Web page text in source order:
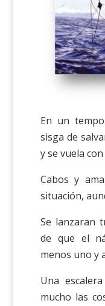
En un
sisga de
y se vuela
Cabos y
situación,
Se lanzaran
de que el
menos uno y
Una
mucho las